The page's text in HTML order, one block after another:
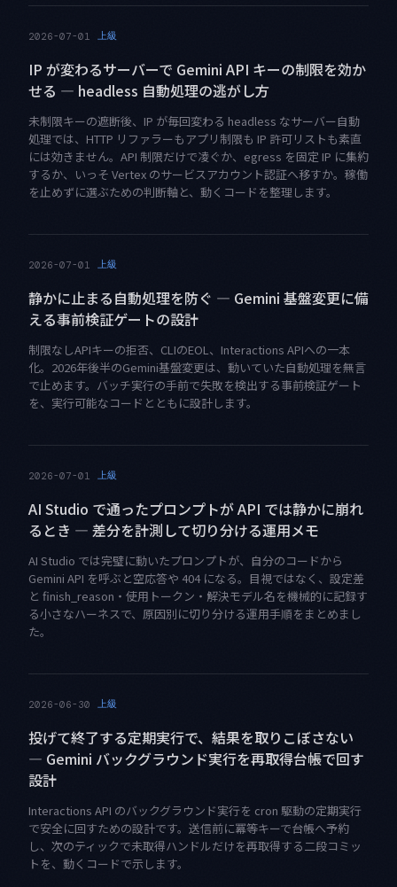
2026-07-01 上級
IP が変わるサーバーで Gemini API キーの制限を効か
せる — headless 自動処理の逃がし方
未制限キーの遮断後、IP が毎回変わる headless なサーバー自動
処理では、HTTP リファラーもアプリ制限も IP 許可リストも素直
には効きません。API 制限だけで凌ぐか、egress を固定 IP に集約
するか、いっそ Vertex のサービスアカウント認証へ移すか。稼働
を止めずに選ぶための判断軸と、動くコードを整理します。
2026-07-01 上級
静かに止まる自動処理を防ぐ — Gemini 基盤変更に備
える事前検証ゲートの設計
制限なしAPIキーの拒否、CLIのEOL、Interactions APIへの一本
化。2026年後半のGemini基盤変更は、動いていた自動処理を無言
で止めます。バッチ実行の手前で失敗を検出する事前検証ゲート
を、実行可能なコードとともに設計します。
2026-07-01 上級
AI Studio で通ったプロンプトが API では静かに崩れ
るとき — 差分を計測して切り分ける運用メモ
AI Studio では完璧に動いたプロンプトが、自分のコードから
Gemini API を呼ぶと空応答や 404 になる。目視ではなく、設定差
と finish_reason・使用トークン・解決モデル名を機械的に記録す
る小さなハーネスで、原因別に切り分ける運用手順をまとめまし
た。
2026-06-30 上級
投げて終了する定期実行で、結果を取りこぼさない
— Gemini バックグラウンド実行を再取得台帳で回す
設計
Interactions API のバックグラウンド実行を cron 駆動の定期実行
で安全に回すための設計です。送信前に冪等キーで台帳へ予約
し、次のティックで未取得ハンドルだけを再取得する二段コミッ
トを、動くコードで示します。